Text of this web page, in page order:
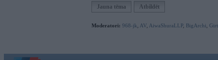
Jauna tēma Atbildēt
Moderatori: 968-jk AV AiwaShuraLLP, BigArchi